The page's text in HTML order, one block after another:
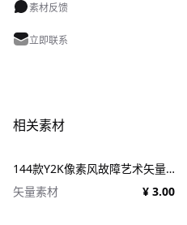
素材反馈
立即联系
相关素材
144款Y2K像素风故障艺术矢量元素 Dithering Bitmap Vector Shapes Collection
矢量素材
¥ 3.00